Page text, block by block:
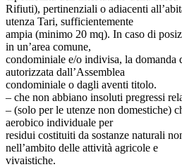
Rifiuti), pertinenziali o adiacenti
utenza Tari, sufficientemente
ampia (minimo 20 mq). In caso di
in un’area comune,
condominiale e/o indivisa, la domanda
autorizzata dall’Assemblea
condominiale o dagli aventi titolo.
– che non abbiano insoluti pregressi
– (solo per le utenze non domestiche)
aerobico individuale per
residui costituiti da sostanze naturali
nell’ambito delle attività agricole e
vivaistiche.